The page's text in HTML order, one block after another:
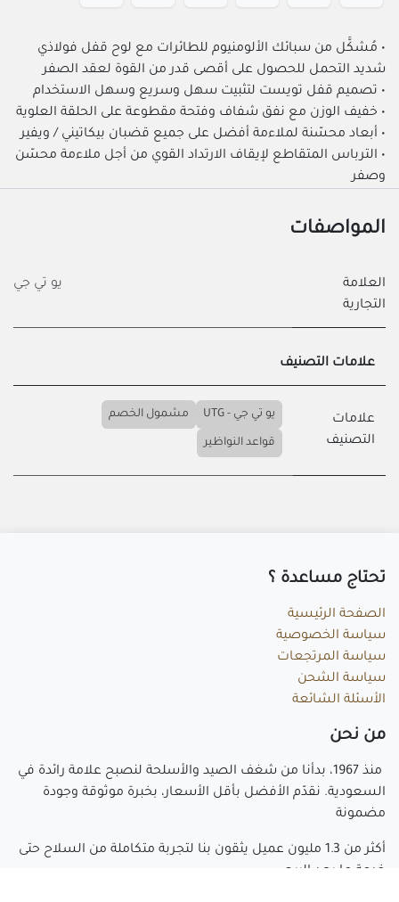
• مُشكَّل من سبائك الألومنيوم للطائرات مع لوح قفل فولاذي
شديد التحمل للحصول على أقصى قدر من القوة لعقد الصفر
• تصميم قفل تويست لتثبيت سهل وسريع وسهل الاستخدام
• خفيف الوزن مع نفق شفاف وفتحة مقطوعة على الحلقة العلوية
• أبعاد محسّنة لملاءمة أفضل على جميع قضبان بيكاتيني / ويفير
• الترباس المتقاطع لإيقاف الارتداد القوي من أجل ملاءمة محسّن
وصفر
المواصفات
العلامة
التجارية
يو تي جي
علامات التصنيف
علامات
التصنيف
يو تي جي - UTG مشمول الخصم
قواعد النواظير
تحتاج مساعد​ة ؟
الصفحة الرئيسية
سياسة الخصوصية
سياسة المرتجعات
سياسة الشحن
الأسئلة الشائعة
م​ن نحن
منذ 1967، بدأنا من شغف الصيد والأسلحة لنصبح علامة رائدة في
السعودية. نقدّم الأفضل بأقل الأسعار، بخبرة موثوقة وجودة
مضمونة
أكثر من 1.3 مليون عميل يثقون بنا لتجربة متكاملة من السلاح حتى
خدمة ما بعد البيع.